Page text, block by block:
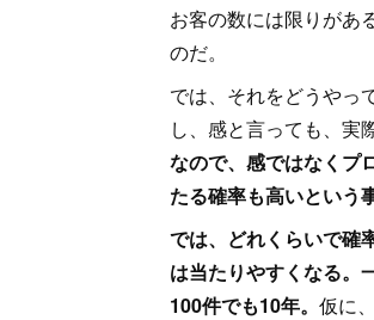
お客の数には限りがあ
のだ。
では、それをどうやっ
し、感と言っても、実
なので、感ではなくプ
たる確率も高いという
では、どれくらいで確
は当たりやすくなる。
100件でも10年。 仮に